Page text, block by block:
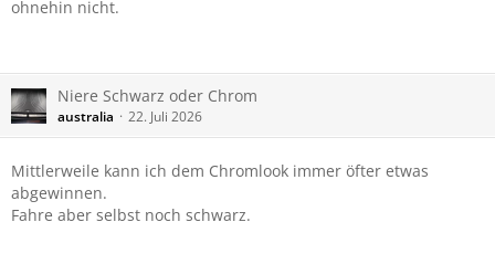
ohnehin nicht.
Niere Schwarz oder Chrom
australia 22. Juli 2026
Mittlerweile kann ich dem Chromlook immer öfter etwas
abgewinnen.
Fahre aber selbst noch schwarz.